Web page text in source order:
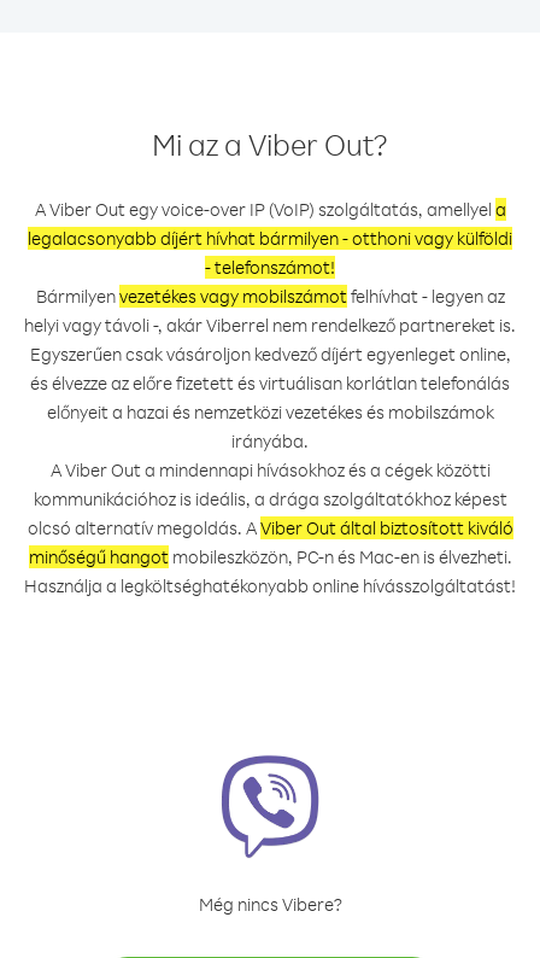
Mi az a Viber Out?
A Viber Out egy voice-over IP (VoIP) szolgáltatás, amellyel a
legalacsonyabb díjért hívhat bármilyen - otthoni vagy külföldi
- telefonszámot!
Bármilyenvezetékes vagy mobilszámotfelhívhat - legyen az
helyi vagy távoli -, akár Viberrel nem rendelkező partnereket is.
Egyszerűen csak vásároljon kedvező díjért egyenleget online,
és élvezze az előre fizetett és virtuálisan korlátlan telefonálás
előnyeit a hazai és nemzetközi vezetékes és mobilszámok
irányába.
A Viber Out a mindennapi hívásokhoz és a cégek közötti
kommunikációhoz is ideális, a drága szolgáltatókhoz képest
olcsó alternatív megoldás. AViber Out által biztosított kiváló
minőségű hangotmobileszközön, PC-n és Mac-en is élvezheti.
Használja a legköltséghatékonyabb online hívásszolgáltatást!
Még nincs Vibere?